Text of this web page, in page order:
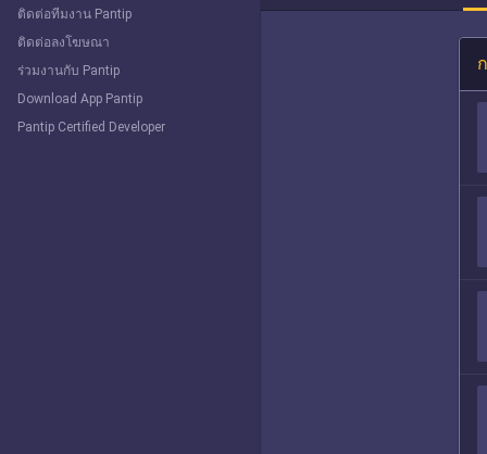
ติดต่อทีมงาน Pantip
ติดต่อลงโฆษณา
ร่วมงานกับ Pantip
Download App Pantip
Pantip Certified Developer